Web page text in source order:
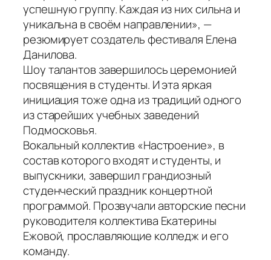
успешную группу. Каждая из них сильна и
уникальна в своём направлении», —
резюмирует создатель фестиваля Елена
Данилова.
Шоу талантов завершилось церемонией
посвящения в студенты. И эта яркая
инициация тоже одна из традиций одного
из старейших учебных заведений
Подмосковья.
Вокальный коллектив «Настроение», в
состав которого входят и студенты, и
выпускники, завершил грандиозный
студенческий праздник концертной
программой. Прозвучали авторские песни
руководителя коллектива Екатерины
Ежовой, прославляющие колледж и его
команду.